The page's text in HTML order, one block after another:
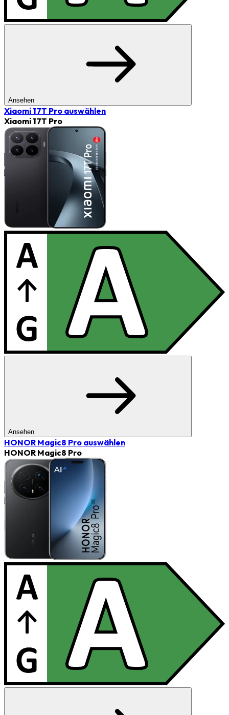
Ansehen
Xiaomi 17T Pro auswählen
Xiaomi 17T Pro
Ansehen
HONOR Magic8 Pro auswählen
HONOR Magic8 Pro